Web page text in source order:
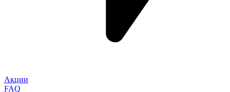
Акции
FAQ